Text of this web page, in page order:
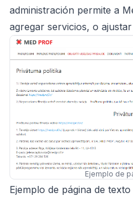
administración permite a
agregar servicios, o
Ejemplo de
Ejemplo de página de texto